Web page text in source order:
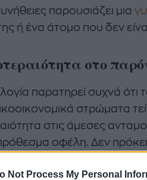
Not Process My Personal
παρουσιάζει μια
ή ένα άτομο που δεν
στο
παρατηρεί συχνά
στρώματα
στις άμεσες
οφέλη. Δεν
σαλάτα με
φέτα και φράουλες